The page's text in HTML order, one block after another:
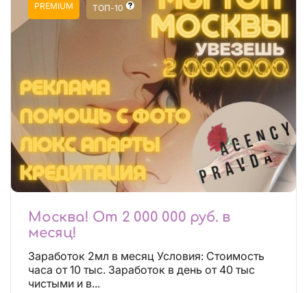
PREMIUM ТОП-10
Москва! От 2 000 000 руб. в
месяц!
Заработок 2мл в месяц Условия: Стоимость
часа от 10 тыс. Заработок в день от 40 тыс
чистыми и в...